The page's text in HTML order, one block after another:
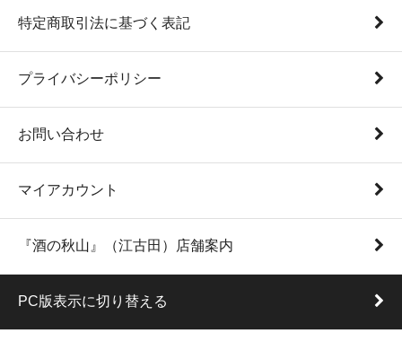
特定商取引法に基づく表記
プライバシーポリシー
お問い合わせ
マイアカウント
『酒の秋山』（江古田）店舗案内
PC版表示に切り替える